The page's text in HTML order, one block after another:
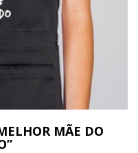
MÃE DO